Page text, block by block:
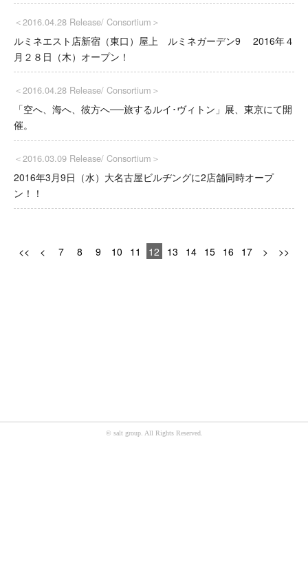
＜2016.04.28 Release/ Consortium ＞
ルミネエスト店新宿（東口）屋上 ルミネガーデン9 2016年４
月２８日（木）オープン！
＜2016.04.28 Release/ Consortium ＞
「空へ、海へ、彼方へ──旅するルイ･ヴィトン」展、東京にて開
催。
＜2016.03.09 Release/ Consortium ＞
2016年3月9日（水）大名古屋ビルヂングに2店舗同時オープ
ン！！
<< < 7 8 9 10 11 12 13 14 15 16 17 > >>
© salt group. All Rights Reserved.